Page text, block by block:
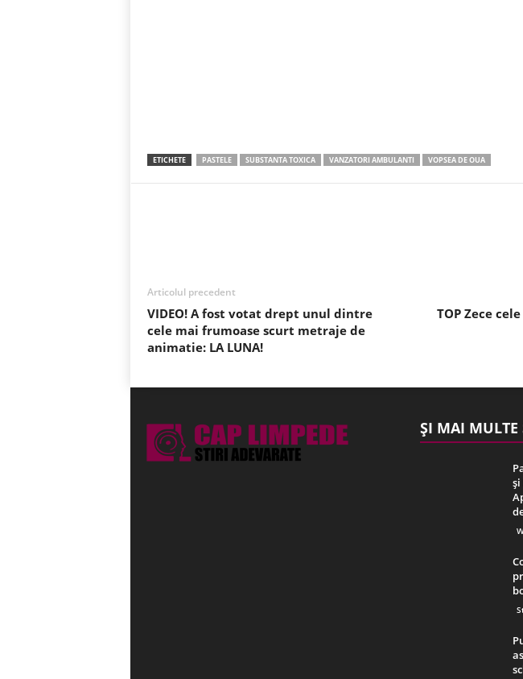
ETICHETE PASTELE SUBSTANTA TOXICA VANZATORI AMBULANTI VOPSEA DE OUA
Articolul precedent
VIDEO! A fost votat drept unul dintre
cele mai frumoase scurt metraje de
animatie: LA LUNA!
TOP Zece
ȘI MAI MULTE